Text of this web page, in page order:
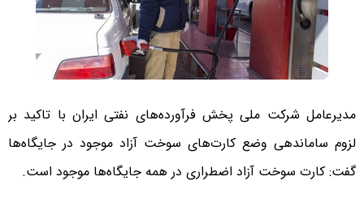
مدیرعامل شرکت ملی پخش فرآورده‌های نفتی ایران با تاکید بر
لزوم ساماندهی وضع کارت‌های سوخت آزاد موجود در جایگاه‌ها
گفت: کارت سوخت آزاد اضطراری در همه جایگاه‌ها موجود است.